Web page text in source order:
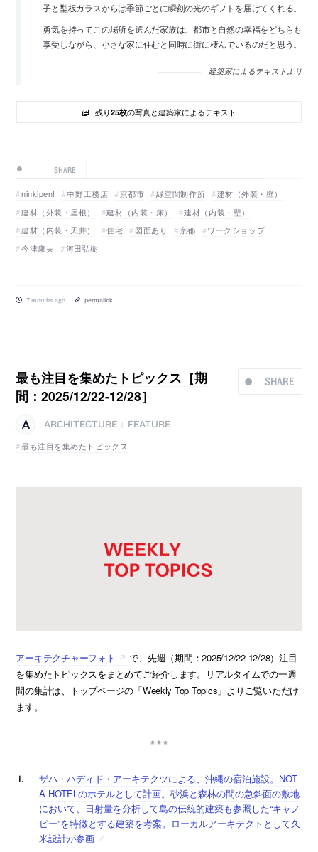
子と型板ガラスからは季節ごとに瞬刻の光のギフトを届けてくれる。
勇気を持ってこの場所を選んだ家族は、都市と自然の幸福をどちらも
享受しながら、小さな家に住むと同時に街に棲んでいるのだと思う。
建築家によるテキストより
残り25枚の写真と建築家によるテキスト
SHARE
ninkipen! 中野工務店 京都市 緑空間制作所
建材（外装・壁）
建材（外装・屋根）
建材（内装・床）
建材（内装・壁）
建材（内装・天井）
住宅 図面あり 京都
ワークショップ
今津康夫
河田弘樹
7 months ago permalink
SHARE
最も注目を集めたトピックス［期
間：2025/12/22-12/28］
ARCHITECTURE
FEATURE
最も注目を集めたトピックス
アーキテクチャーフォト
で、先週（期間：2025/12/22-12/28）注目
を集めたトピックスをまとめてご紹介します。リアルタイムでの一週
間の集計は、トップページの「Weekly Top Topics」よりご覧いただけ
ます。
ザハ・ハディド・アーキテクツによる、沖縄の宿泊施設。NOT
A HOTELのホテルとして計画。砂浜と森林の間の急斜面の敷地
において、日射量を分析して島の伝統的建築も参照した“キャノ
ピー”を特徴とする建築を考案。ローカルアーキテクトとして久
米設計が参画